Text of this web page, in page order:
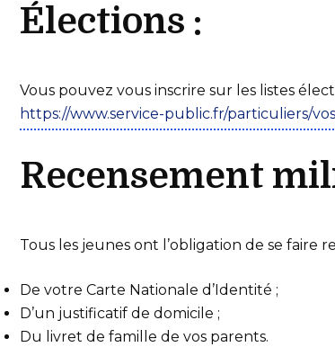
Élections :
Vous pouvez vous inscrire sur les listes
https://www.service-public.fr/particuliers/
Recensement
Tous les jeunes ont l’obligation de se faire
De votre Carte Nationale d’Identité ;
D’un justificatif de domicile ;
Du livret de famille de vos parents.